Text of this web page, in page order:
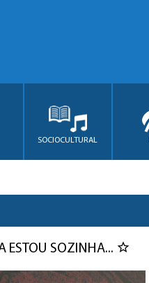
SOCIOCULTURAL
ESTOU SOZINHA...